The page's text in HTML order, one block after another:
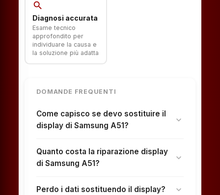
search
Diagnosi accurata
Esame tecnico
approfondito per
individuare la causa e
la soluzione più adatta
DOMANDE FREQUENTI
Come capisco se devo sostituire il
display di Samsung A51?
expand_more
Quanto costa la riparazione display
di Samsung A51?
expand_more
Perdo i dati sostituendo il display? expand_more